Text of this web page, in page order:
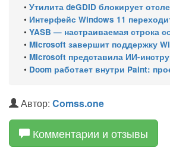
• Утилита deGDID блокирует отслеживание Windows по
• Интерфейс Windows 11 переходит на WinUI: какие
• YASB — настраиваемая строка состояния для Windows с виджетами и
• Microsoft завершит поддержку Windows 10 Enterprise LTSC 2021 в январе 2027 года. ESU
• Microsoft представила ИИ-инструменты для анализа
• Doom работает внутри Paint: проект DoomPaint от
Автор: Comss.one
Комментарии и отзывы